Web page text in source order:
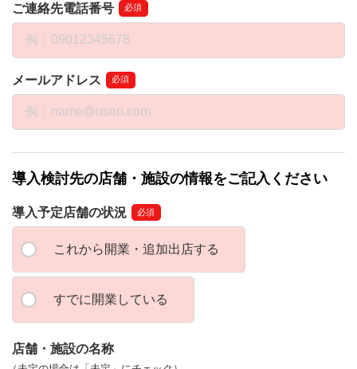
ご連絡先電話番号 必須
メールアドレス 必須
導入検討先の店舗・施設の情報をご記入ください
導入予定店舗の状況 必須
これから開業・追加出店する
すでに開業している
店舗・施設の名称